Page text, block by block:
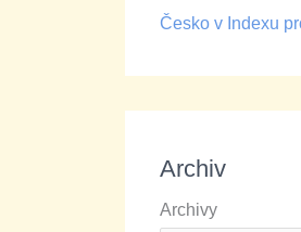
Česko v Indexu
Archiv
Archivy